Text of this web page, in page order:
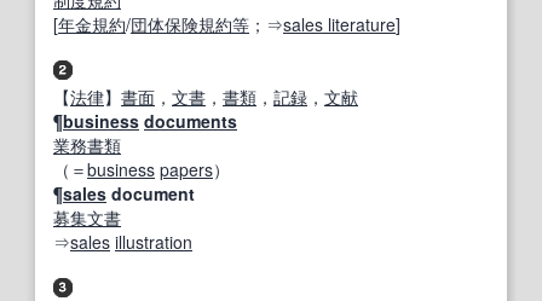
[年金規約/団体保険規約等 ；⇒sales literature]
【法律】 書面 ， 文書 ， 書類 ， 記録 ， 文献
¶business documents
業務書類
（＝business papers）
¶sales document
募集文書
⇒sales illustration